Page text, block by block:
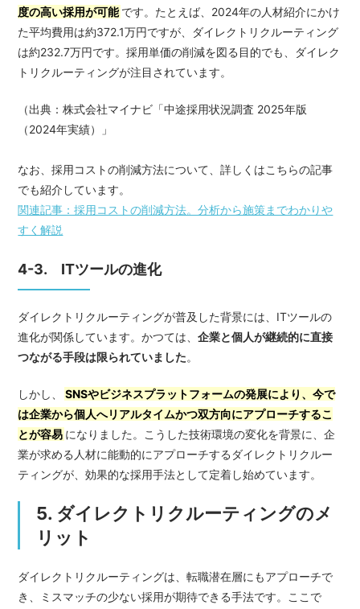
度の高い採用が可能 です。たとえば、2024年の人材紹介にかけ
た平均費用は約372.1万円ですが、ダイレクトリクルーティング
は約232.7万円です。採用単価の削減を図る目的でも、ダイレク
トリクルーティングが注目されています。
（出典：株式会社マイナビ「中途採用状況調査 2025年版
（2024年実績）」
なお、採用コストの削減方法について、詳しくはこちらの記事
でも紹介しています。
関連記事：採用コストの削減方法。分析から施策までわかりや
すく解説
4-3. ITツールの進化
ダイレクトリクルーティングが普及した背景には、ITツールの
進化が関係しています。かつては、企業と個人が継続的に直接
つながる手段は限られていました。
しかし、
SNSやビジネスプラットフォームの発展により、今で
は企業から個人へリアルタイムかつ双方向にアプローチするこ
とが容易 になりました。こうした技術環境の変化を背景に、企
業が求める人材に能動的にアプローチするダイレクトリクルー
ティングが、効果的な採用手法として定着し始めています。
5. ダイレクトリクルーティングのメ
リット
ダイレクトリクルーティングは、転職潜在層にもアプローチで
き、ミスマッチの少ない採用が期待できる手法です。ここで